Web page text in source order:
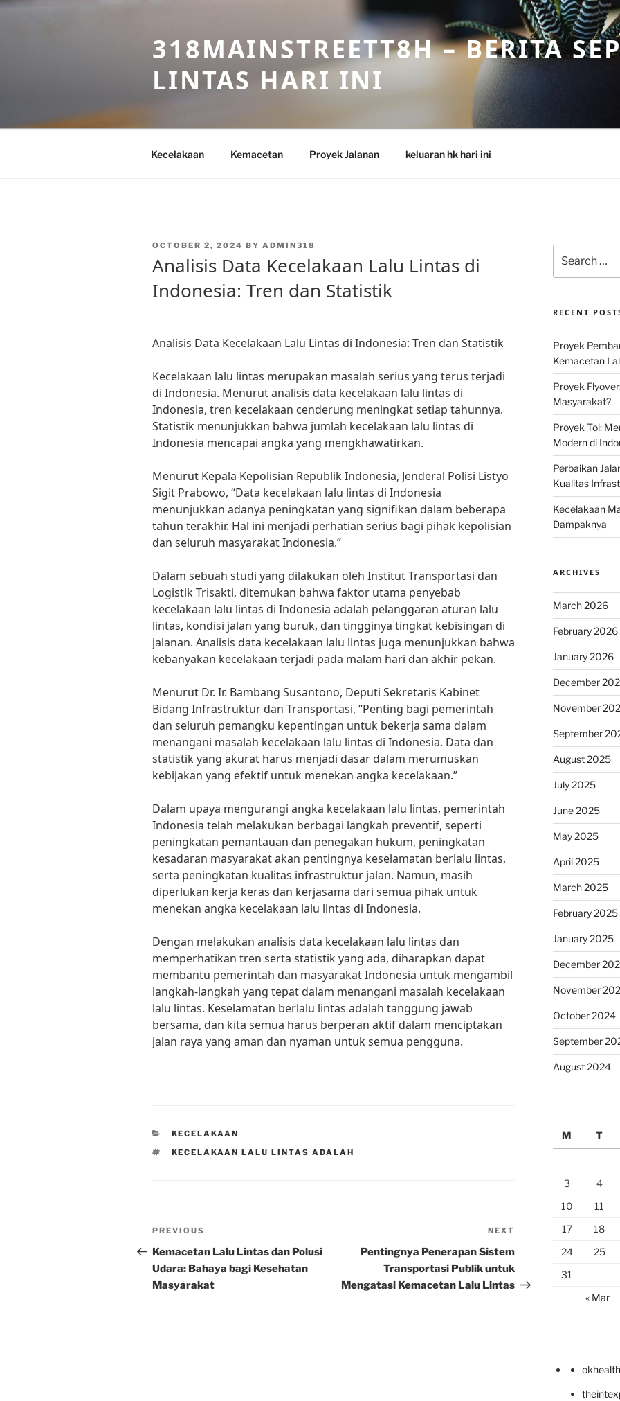
Skip
318MAINSTREETT8H – BERITA
LINTAS HARI INI
Kecelakaan Kemacetan Proyek Jalanan keluaran hk hari ini
POSTED
OCTOBER 2, 2024 BY ADMIN318
Analisis Data Kecelakaan Lalu Lintas di
Indonesia: Tren dan Statistik
Analisis Data Kecelakaan Lalu Lintas di Indonesia: Tren dan Statistik
Kecelakaan lalu lintas merupakan masalah serius yang terus terjadi
di Indonesia. Menurut analisis data kecelakaan lalu lintas di
Indonesia, tren kecelakaan cenderung meningkat setiap tahunnya.
Statistik menunjukkan bahwa jumlah kecelakaan lalu lintas di
Indonesia mencapai angka yang mengkhawatirkan.
Menurut Kepala Kepolisian Republik Indonesia, Jenderal Polisi Listyo
Sigit Prabowo, “Data kecelakaan lalu lintas di Indonesia
menunjukkan adanya peningkatan yang signifikan dalam beberapa
tahun terakhir. Hal ini menjadi perhatian serius bagi pihak kepolisian
dan seluruh masyarakat Indonesia.”
Dalam sebuah studi yang dilakukan oleh Institut Transportasi dan
Logistik Trisakti, ditemukan bahwa faktor utama penyebab
kecelakaan lalu lintas di Indonesia adalah pelanggaran aturan lalu
lintas, kondisi jalan yang buruk, dan tingginya tingkat kebisingan di
jalanan. Analisis data kecelakaan lalu lintas juga menunjukkan bahwa
kebanyakan kecelakaan terjadi pada malam hari dan akhir pekan.
Menurut Dr. Ir. Bambang Susantono, Deputi Sekretaris Kabinet
Bidang Infrastruktur dan Transportasi, “Penting bagi pemerintah
dan seluruh pemangku kepentingan untuk bekerja sama dalam
menangani masalah kecelakaan lalu lintas di Indonesia. Data dan
statistik yang akurat harus menjadi dasar dalam merumuskan
kebijakan yang efektif untuk menekan angka kecelakaan.”
Dalam upaya mengurangi angka kecelakaan lalu lintas, pemerintah
Indonesia telah melakukan berbagai langkah preventif, seperti
peningkatan pemantauan dan penegakan hukum, peningkatan
kesadaran masyarakat akan pentingnya keselamatan berlalu lintas,
serta peningkatan kualitas infrastruktur jalan. Namun, masih
diperlukan kerja keras dan kerjasama dari semua pihak untuk
menekan angka kecelakaan lalu lintas di Indonesia.
Dengan melakukan analisis data kecelakaan lalu lintas dan
memperhatikan tren serta statistik yang ada, diharapkan dapat
membantu pemerintah dan masyarakat Indonesia untuk mengambil
langkah-langkah yang tepat dalam menangani masalah kecelakaan
lalu lintas. Keselamatan berlalu lintas adalah tanggung jawab
bersama, dan kita semua harus berperan aktif dalam menciptakan
jalan raya yang aman dan nyaman untuk semua pengguna.
CATEGORIES
KECELAKAAN
TAGS
KECELAKAAN LALU LINTAS ADALAH
Post
navigation
Previous
Post
PREVIOUS
Kemacetan Lalu Lintas dan Polusi
Udara: Bahaya bagi Kesehatan
Masyarakat
Post
NEXT
Pentingnya Penerapan Sistem
Transportasi Publik untuk
Mengatasi Kemacetan Lalu Lintas
for:
RECENT
Proyek
Kemacetan
Proyek
Masyarakat?
Proyek Tol:
Modern di
Perbaikan
Kualitas
Kecelakaan
Dampaknya
ARCHIVES
March 2026
February 2026
January 2026
December
November
September
August 2025
July 2025
June 2025
May 2025
April 2025
March 2025
February 2025
January 2025
December
November
October 2024
September
August 2024
M
T
3
4
10
11
17
18
24
25
31
« Mar